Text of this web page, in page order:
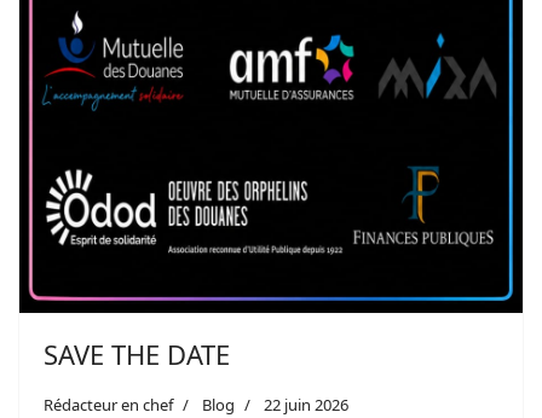
SAVE THE DATE
Rédacteur en chef Blog 22 juin 2026